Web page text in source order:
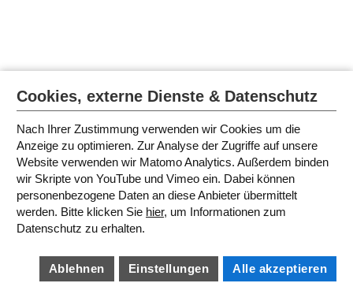
Cookies, externe Dienste & Datenschutz
Nach Ihrer Zustimmung verwenden wir Cookies um die
Anzeige zu optimieren. Zur Analyse der Zugriffe auf unsere
Website verwenden wir Matomo Analytics. Außerdem binden
wir Skripte von YouTube und Vimeo ein. Dabei können
personenbezogene Daten an diese Anbieter übermittelt
werden. Bitte klicken Sie hier, um Informationen zum
Datenschutz zu erhalten.
Ablehnen Einstellungen Alle akzeptieren